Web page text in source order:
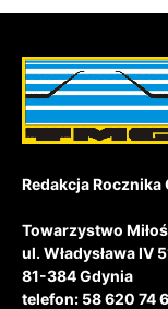
Redakcja Rocznika
Towarzystwo
ul. Władysława IV
81-384 Gdynia
telefon: 58 620 74